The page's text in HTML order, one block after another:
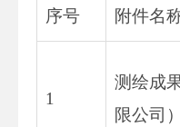
序号 附件名
1
测绘成
限公司）